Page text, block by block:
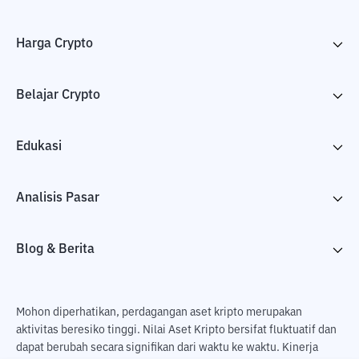
Harga Crypto
Belajar Crypto
Edukasi
Analisis Pasar
Blog & Berita
Mohon diperhatikan, perdagangan aset kripto merupakan
aktivitas beresiko tinggi. Nilai Aset Kripto bersifat fluktuatif dan
dapat berubah secara signifikan dari waktu ke waktu. Kinerja